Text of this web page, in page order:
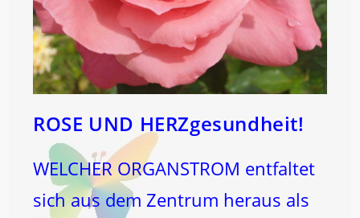
ROSE UND HERZgesundheit!
WELCHER ORGANSTROM entfaltet
sich aus dem Zentrum heraus als